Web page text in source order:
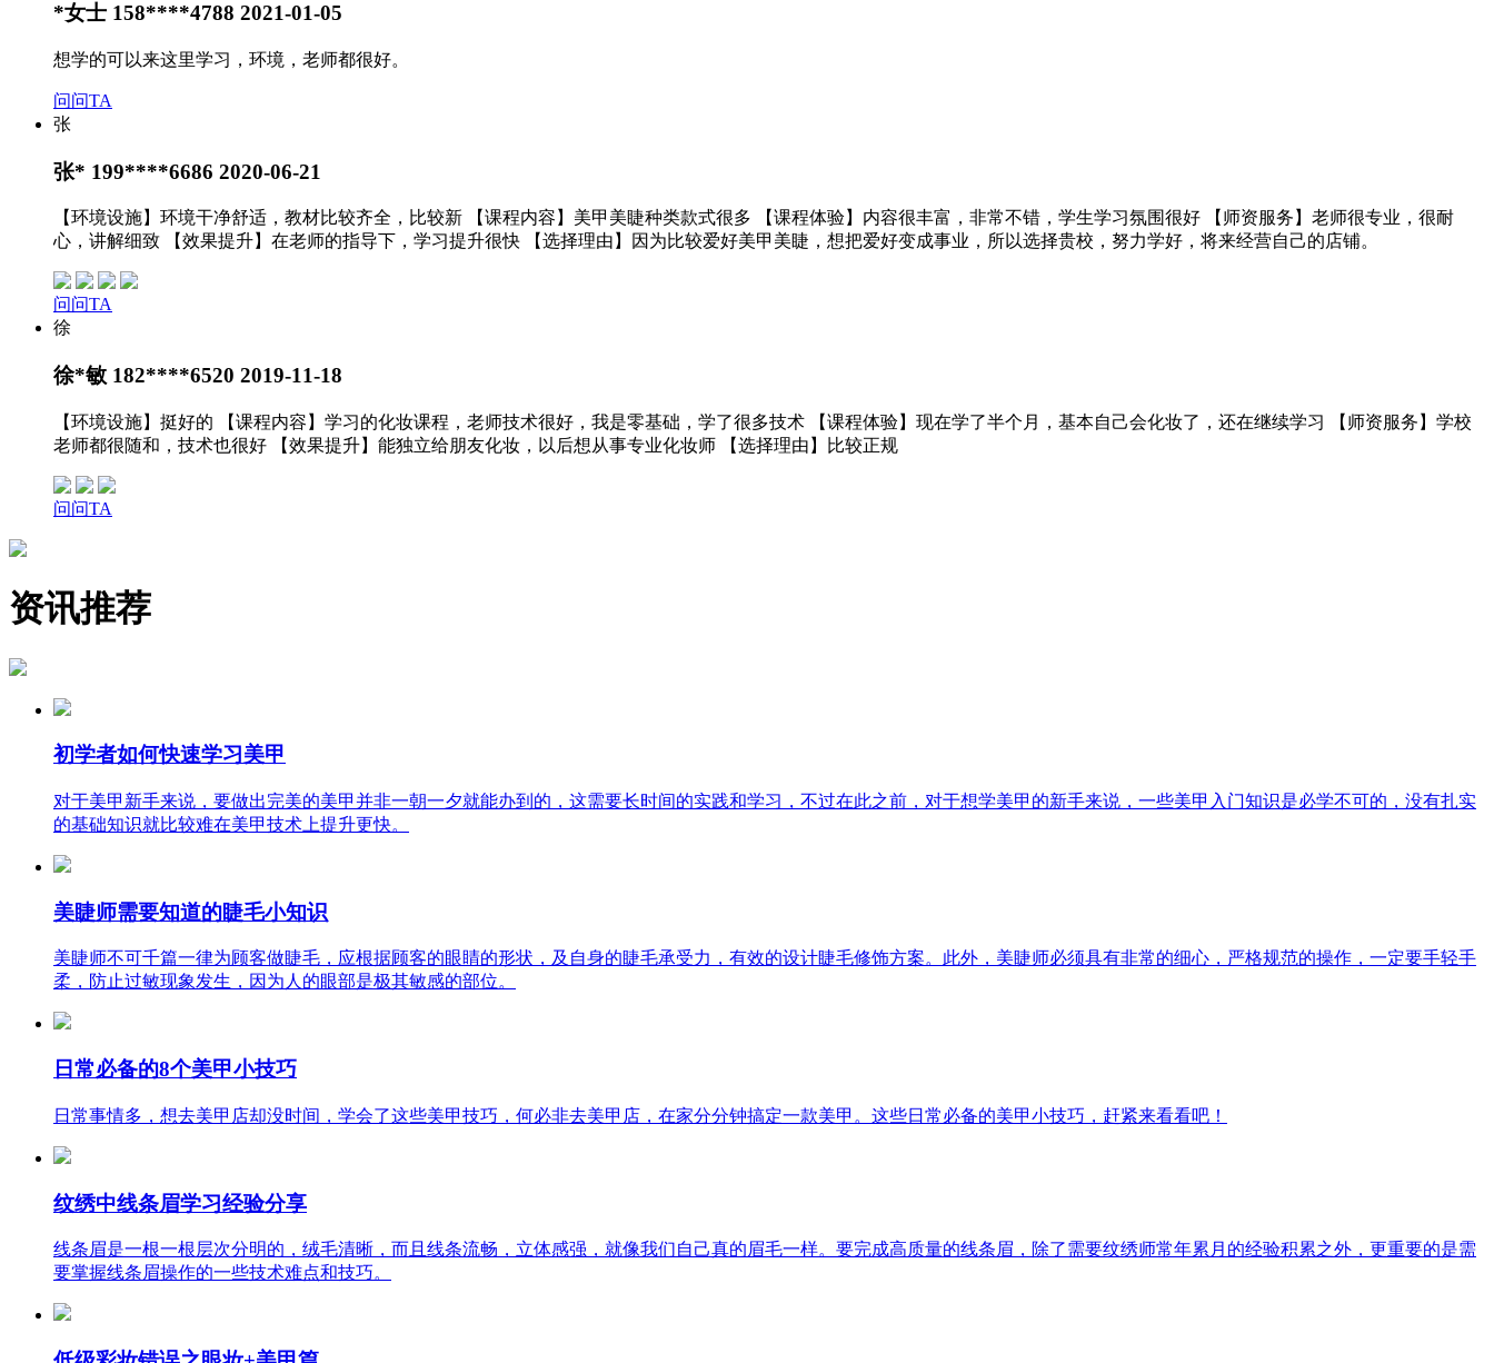
*女士 158****4788 2021-01-05
想学的可以来这里学习，环境，老师都很好。
问问TA
张
张* 199****6686 2020-06-21
【环境设施】环境干净舒适，教材比较齐全，比较新 【课程内容】美甲美睫种类款式很多 【课程体验】内容很丰富，非常不错，学生学习氛围很好 【师资服务】老师很专业，很耐
心，讲解细致 【效果提升】在老师的指导下，学习提升很快 【选择理由】因为比较爱好美甲美睫，想把爱好变成事业，所以选择贵校，努力学好，将来经营自己的店铺。
问问TA
徐
徐*敏 182****6520 2019-11-18
【环境设施】挺好的 【课程内容】学习的化妆课程，老师技术很好，我是零基础，学了很多技术 【课程体验】现在学了半个月，基本自己会化妆了，还在继续学习 【师资服务】学校
老师都很随和，技术也很好 【效果提升】能独立给朋友化妆，以后想从事专业化妆师 【选择理由】比较正规
问问TA
资讯推荐
初学者如何快速学习美甲
对于美甲新手来说，要做出完美的美甲并非一朝一夕就能办到的，这需要长时间的实践和学习，不过在此之前，对于想学美甲的新手来说，一些美甲入门知识是必学不可的，没有扎实
的基础知识就比较难在美甲技术上提升更快。
美睫师需要知道的睫毛小知识
美睫师不可千篇一律为顾客做睫毛，应根据顾客的眼睛的形状，及自身的睫毛承受力，有效的设计睫毛修饰方案。此外，美睫师必须具有非常的细心，严格规范的操作，一定要手轻手
柔，防止过敏现象发生，因为人的眼部是极其敏感的部位。
日常必备的8个美甲小技巧
日常事情多，想去美甲店却没时间，学会了这些美甲技巧，何必非去美甲店，在家分分钟搞定一款美甲。这些日常必备的美甲小技巧，赶紧来看看吧！
纹绣中线条眉学习经验分享
线条眉是一根一根层次分明的，绒毛清晰，而且线条流畅，立体感强，就像我们自己真的眉毛一样。要完成高质量的线条眉，除了需要纹绣师常年累月的经验积累之外，更重要的是需
要掌握线条眉操作的一些技术难点和技巧。